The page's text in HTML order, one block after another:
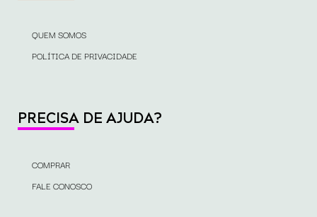
QUEM SOMOS
POLÍTICA DE PRIVACIDADE
PRECISA DE AJUDA?
COMPRAR
FALE CONOSCO